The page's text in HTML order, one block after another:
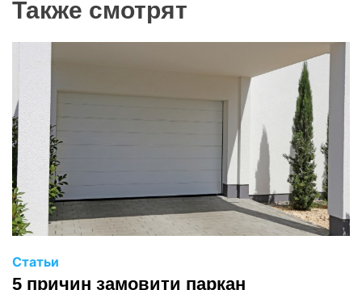
Также смотрят
Статьи
5 причин замовити паркан